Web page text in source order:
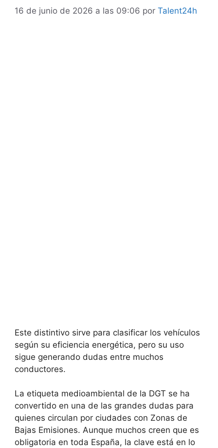
16 de junio de 2026 a las 09:06 por Talent24h
Este distintivo sirve para clasificar los vehículos
según su eficiencia energética, pero su uso
sigue generando dudas entre muchos
conductores.
La etiqueta medioambiental de la DGT se ha
convertido en una de las grandes dudas para
quienes circulan por ciudades con Zonas de
Bajas Emisiones. Aunque muchos creen que es
obligatoria en toda España, la clave está en lo